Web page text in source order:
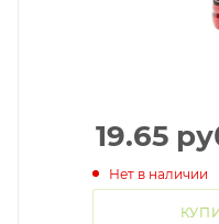
19.65
Нет в наличии